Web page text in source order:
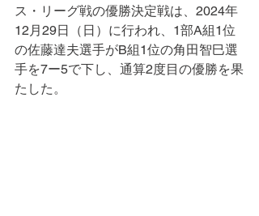
ス・リーグ戦の優勝決定戦は、2024年
12月29日（日）に行われ、1部A組1位
の佐藤達夫選手がB組1位の角田智巳選
手を7ー5で下し、通算2度目の優勝を果
たした。